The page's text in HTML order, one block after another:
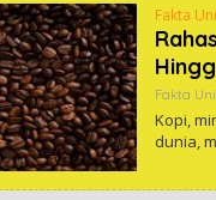
Fakta
Fakta
Kopi,
dunia,